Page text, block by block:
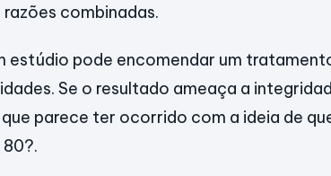
combinadas.
estúdio pode encomendar um
Se o resultado ameaça a
parece ter ocorrido com a ideia de